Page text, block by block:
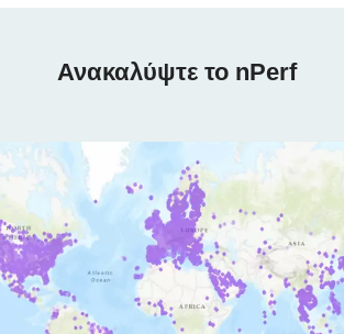
Ανακαλύψτε το nPerf